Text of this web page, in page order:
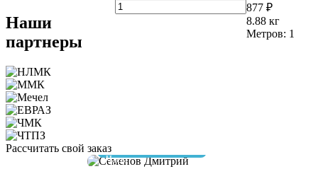
877 ₽
8.88 кг
Метров: 1
Наши
партнеры
Рассчитать свой заказ